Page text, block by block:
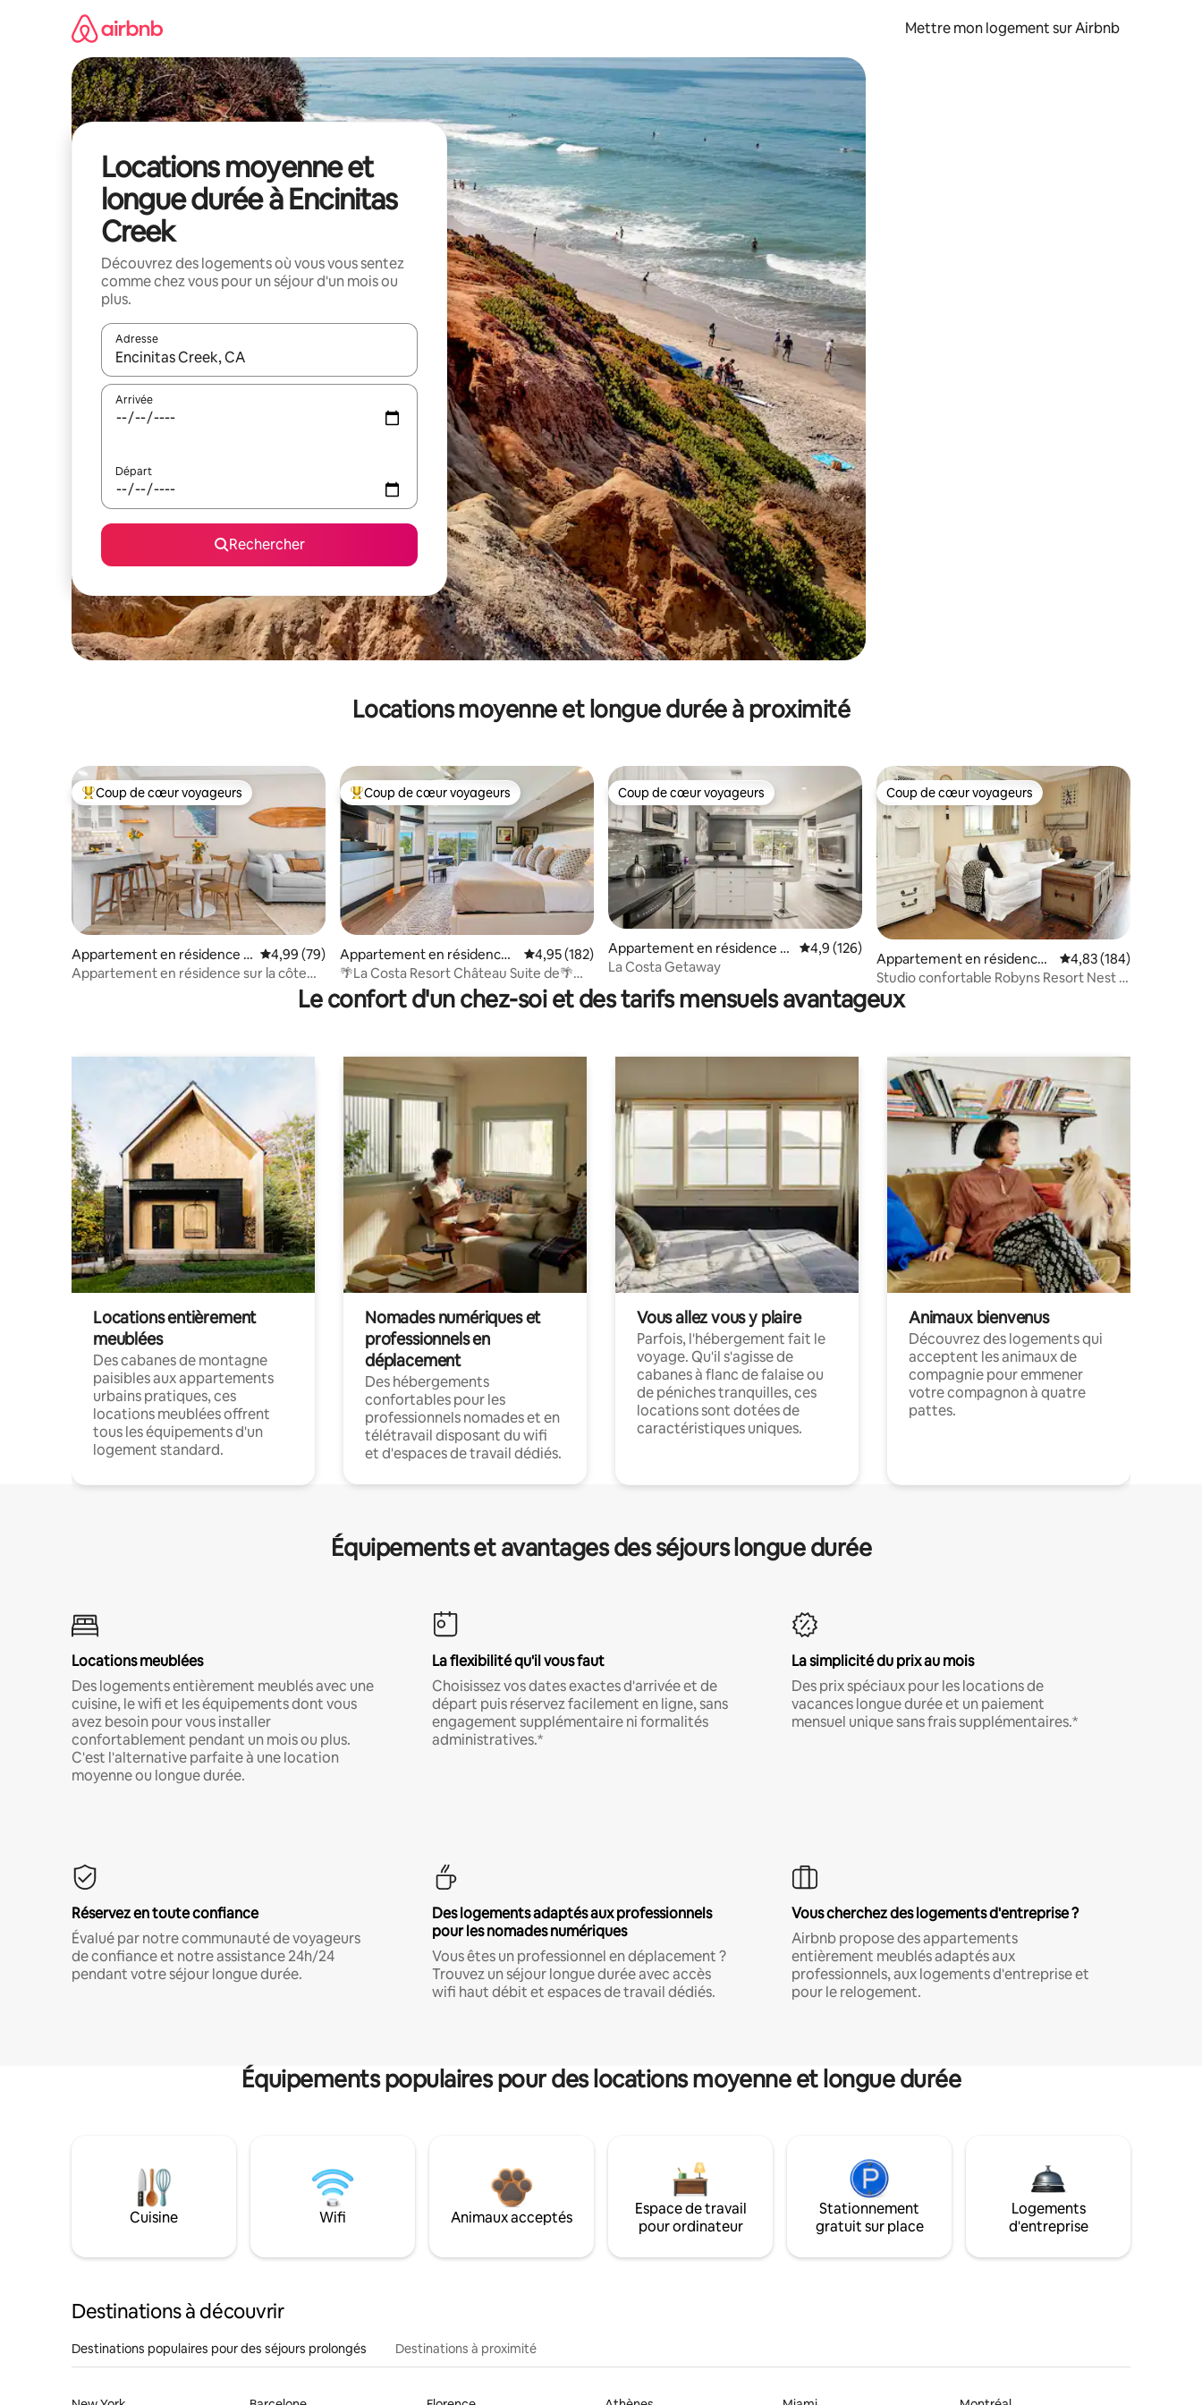
Mettre mon logement sur Airbnb
Locations moyenne et
longue durée à Encinitas
Creek
Découvrez des logements où vous vous sentez
comme chez vous pour un séjour d'un mois ou
plus.
Adresse
Lorsque les résultats s'affichent, utilisez les flèches vers le haut et vers le bas pour les parcourir ou en appuyant et en faisant glisser.
Arrivée
Départ
Rechercher
Locations moyenne et longue durée à proximité
Coups de cœur voyageurs les plus appréciés
Coup de cœur voyageurs
Appartement en résidence ⋅
Carlsbad
Évaluation moyenne sur la base de 79 commentaires : 4,99 sur 5
4,99 (79)
Appartement en résidence sur la côte
Coups de cœur voyageurs les plus appréciés
Coup de cœur voyageurs
Appartement en résidence ⋅
Carlsbad
Évaluation moyenne sur la base de 182 commentaires : 4,95 sur 5
4,95 (182)
🌴La Costa Resort Château Suite de🌴
luxe pour 2
Coup de cœur voyageurs
Coup de cœur voyageurs
Appartement en résidence ⋅
Carlsbad
Évaluation moyenne sur la base de 126 commentaires : 4,9 sur 5
4,9 (126)
La Costa Getaway
Coup de cœur voyageurs
Coup de cœur voyageurs
Appartement en résidence ⋅
Carlsbad
Évaluation moyenne
4,83 (184)
Studio confortable Robyns Resort Nest &
Spa
Le confort d'un chez-soi et des tarifs mensuels avantageux
Locations entièrement
meublées
Des cabanes de montagne
paisibles aux appartements
urbains pratiques, ces
locations meublées offrent
tous les équipements d'un
logement standard.
Nomades numériques et
professionnels en
déplacement
Des hébergements
confortables pour les
professionnels nomades et en
télétravail disposant du wifi
et d'espaces de travail dédiés.
Vous allez vous y plaire
Parfois, l'hébergement fait le
voyage. Qu'il s'agisse de
cabanes à flanc de falaise ou
de péniches tranquilles, ces
locations sont dotées de
caractéristiques uniques.
Animaux bienvenus
Découvrez des logements qui
acceptent les animaux de
compagnie pour emmener
votre compagnon à quatre
pattes.
Équipements et avantages des séjours longue durée
Locations meublées
Des logements entièrement meublés avec une
cuisine, le wifi et les équipements dont vous
avez besoin pour vous installer
confortablement pendant un mois ou plus.
C'est l'alternative parfaite à une location
moyenne ou longue durée.
La flexibilité qu'il vous faut
Choisissez vos dates exactes d'arrivée et de
départ puis réservez facilement en ligne, sans
engagement supplémentaire ni formalités
administratives.*
La simplicité du prix au mois
Des prix spéciaux pour les locations de
vacances longue durée et un paiement
mensuel unique sans frais supplémentaires.*
Réservez en toute confiance
Évalué par notre communauté de voyageurs
de confiance et notre assistance 24h/24
pendant votre séjour longue durée.
Des logements adaptés aux professionnels
pour les nomades numériques
Vous êtes un professionnel en déplacement ?
Trouvez un séjour longue durée avec accès
wifi haut débit et espaces de travail dédiés.
Vous cherchez des logements d'entreprise ?
Airbnb propose des appartements
entièrement meublés adaptés aux
professionnels, aux logements d'entreprise et
pour le relogement.
Équipements populaires pour des locations moyenne et longue durée
Cuisine Wifi Animaux acceptés
Espace de travail
pour ordinateur
Stationnement
gratuit sur place
Logements
d'entreprise
Destinations à découvrir
Destinations populaires pour des séjours prolongés Destinations à proximité